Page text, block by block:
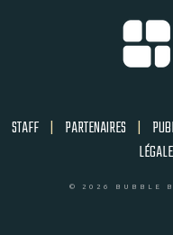
STAFF | PARTENAIRES |
© 2026 BUBBLE